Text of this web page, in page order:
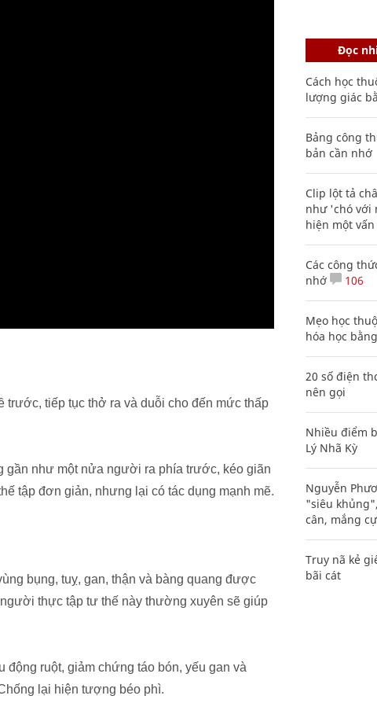
trước, tiếp tục thở ra và duỗi cho đến mức thấp
như một nửa người ra phía trước, kéo giãn
tập đơn giản, nhưng lại có tác dụng mạnh mẽ.
bụng, tuỵ, gan, thận và bàng quang được
thực tập tư thế này thường xuyên sẽ giúp
ruột, giảm chứng táo bón, yếu gan và
lại hiện tượng béo phì.
Đọc
Cách học
lượng giác
Bảng công
bản cần nhớ
Clip lột tả
như 'chó với
hiện một
Các công
nhớ
106
Mẹo học
hóa học
20 số điện
nên gọi
Nhiều điểm
Lý Nhã Kỳ
Nguyễn
"siêu
cân, mắng
Truy nã kẻ
bãi cát